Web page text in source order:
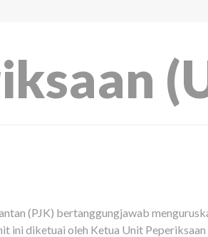
(PJK) bertanggungjawab
ini diketuai oleh Ketua Unit